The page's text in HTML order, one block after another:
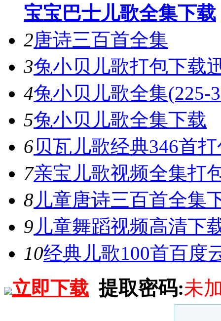
宝宝巴士儿歌全集下载
2唐诗三百首全集
3兔小贝儿歌打包下载
4兔小贝儿歌全集(225-
5兔小贝儿歌全集下载
6贝瓦儿歌经典346首
7亲宝儿歌视频全集打
8 儿童唐诗三百首全集
9 儿童舞蹈视频高清下
10经典儿歌100首百度
立即下载 提取密码:未
恭喜
恭喜
恭喜
恭喜
恭喜
恭喜
恭喜